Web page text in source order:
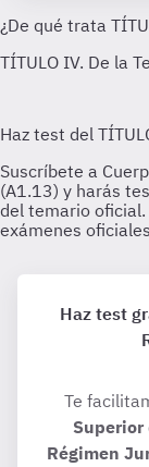
Haz test
Te
Régimen